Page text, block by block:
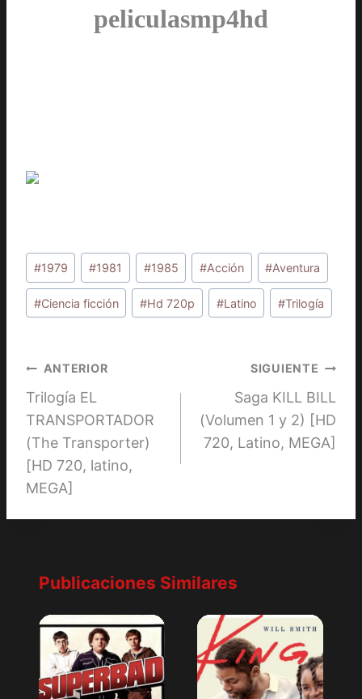
peliculasmp4hd
Etiquetas
de
la
#1979 #1981 #1985 #Acción #Aventura
#Ciencia ficción #Hd 720p #Latino #Trilogía
Navegación
de
entradas
ANTERIOR
Trilogía EL
TRANSPORTADOR
(The Transporter)
[HD 720, latino,
MEGA]
SIGUIENTE
Saga KILL BILL
(Volumen 1 y 2) [HD
720, Latino, MEGA]
Publicaciones Similares